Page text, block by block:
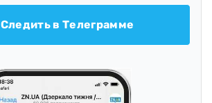
Следить в Телеграмме